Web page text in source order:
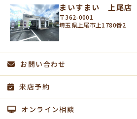
まいすまい 上尾店
〒362-0001
埼玉県上尾市上1780番2
お問い合わせ
来店予約
オンライン相談